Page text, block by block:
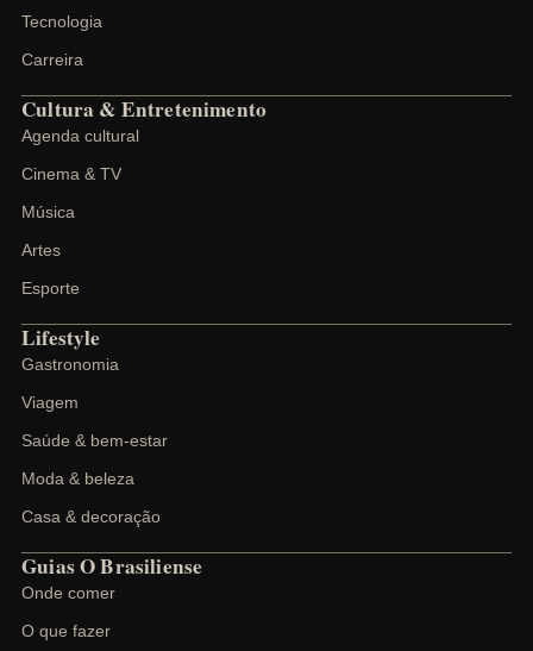
Tecnologia
Carreira
Cultura & Entretenimento
Agenda cultural
Cinema & TV
Música
Artes
Esporte
Lifestyle
Gastronomia
Viagem
Saúde & bem-estar
Moda & beleza
Casa & decoração
Guias O Brasiliense
Onde comer
O que fazer